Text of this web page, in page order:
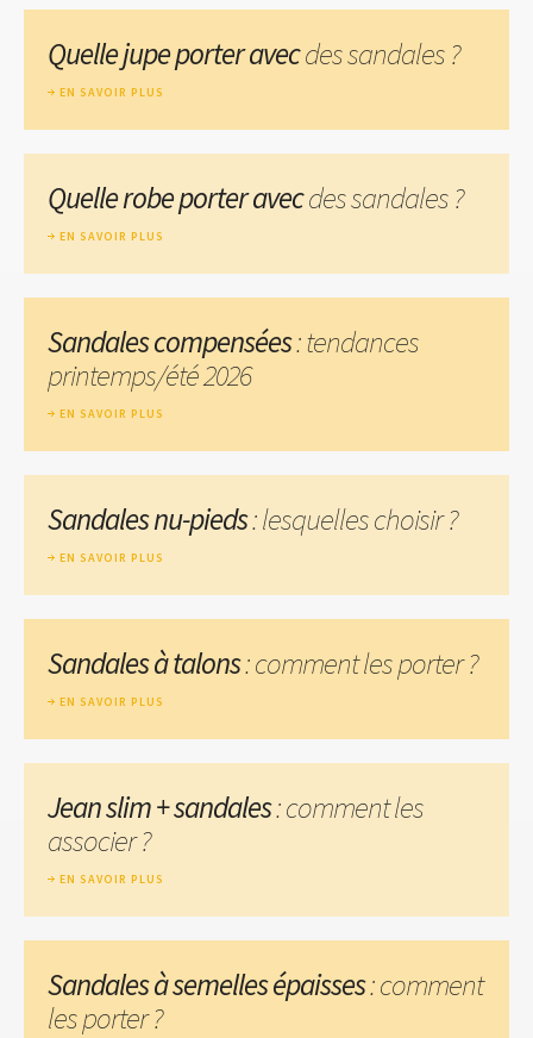
Quelle jupe porter avecdes sandales ?
EN SAVOIR PLUS
Quelle robe porter avecdes sandales ?
EN SAVOIR PLUS
Sandales compensées: tendances
printemps/été 2026
EN SAVOIR PLUS
Sandales nu-pieds: lesquelles choisir ?
EN SAVOIR PLUS
Sandales à talons: comment les porter ?
EN SAVOIR PLUS
Jean slim + sandales: comment les
associer ?
EN SAVOIR PLUS
Sandales à semelles épaisses: comment
les porter ?